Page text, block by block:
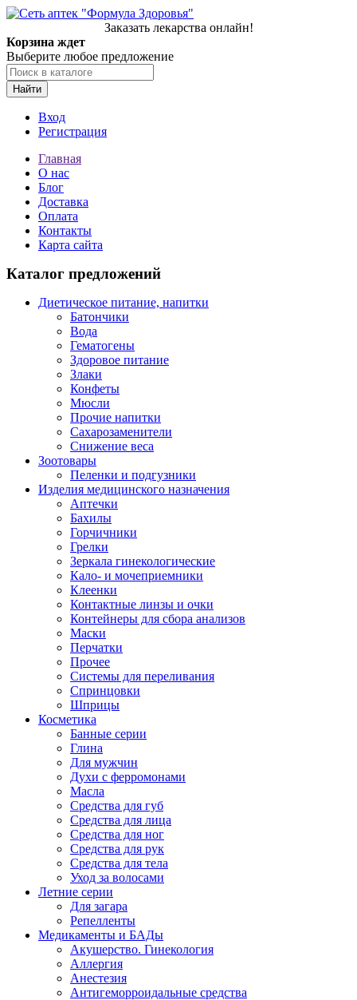
Заказать лекарства онлайн!
Корзина ждет
Выберите любое предложение
Найти
Вход
Регистрация
Главная
О нас
Блог
Доставка
Оплата
Контакты
Карта сайта
Каталог предложений
Диетическое питание, напитки
Батончики
Вода
Гематогены
Здоровое питание
Злаки
Конфеты
Мюсли
Прочие напитки
Сахарозаменители
Снижение веса
Зоотовары
Пеленки и подгузники
Изделия медицинского назначения
Аптечки
Бахилы
Горчичники
Грелки
Зеркала гинекологические
Кало- и мочеприемники
Клеенки
Контактные линзы и очки
Контейнеры для сбора анализов
Маски
Перчатки
Прочее
Системы для переливания
Спринцовки
Шприцы
Косметика
Банные серии
Глина
Для мужчин
Духи с ферромонами
Масла
Средства для губ
Средства для лица
Средства для ног
Средства для рук
Средства для тела
Уход за волосами
Летние серии
Для загара
Репелленты
Медикаменты и БАДы
Акушерство. Гинекология
Аллергия
Анестезия
Антигеморроидальные средства